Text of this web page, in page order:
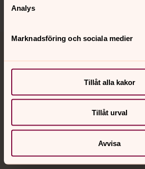
Analys
Marknadsföring och sociala medier
Tillåt alla kakor
Tillåt urval
Avvisa
Akut samtals- och krisstöd. Prata
med en präst på kvällar och nätter.
Digitalt brev